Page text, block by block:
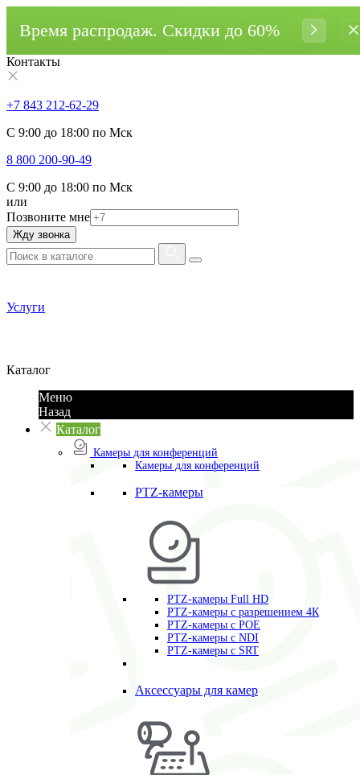
Время распродаж. Cкидки до 60%
Контакты
+7 843 212-62-29
С 9:00 до 18:00 по Мск
8 800 200-90-49
С 9:00 до 18:00 по Мск
или
Позвоните мне
Жду звонка
Услуги
Каталог
Меню
Назад
Каталог
Камеры для конференций
Камеры для конференций
PTZ-камеры
PTZ-камеры Full HD
PTZ-камеры с разрешением 4К
PTZ-камеры с POE
PTZ-камеры c NDI
PTZ-камеры с SRT
Аксессуары для камер